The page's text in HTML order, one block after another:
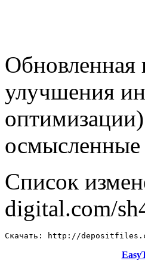
Обновленная
улучшения
осмысленные
Список
digital.com/
Скачать: http://